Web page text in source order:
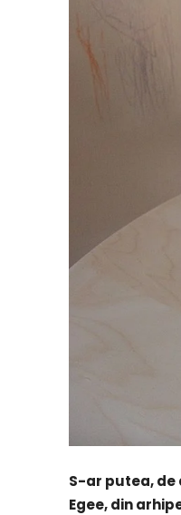
S-ar putea, de
Egee, din